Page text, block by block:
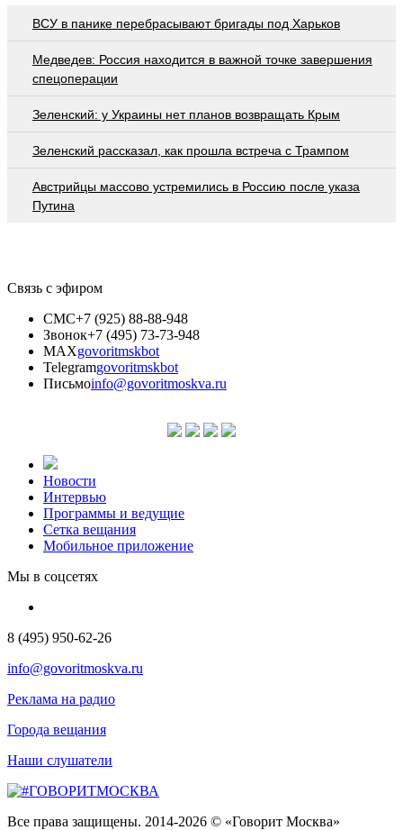
ВСУ в панике перебрасывают бригады под Харьков
Медведев: Россия находится в важной точке завершения
спецоперации
Зеленский: у Украины нет планов возвращать Крым
Зеленский рассказал, как прошла встреча с Трампом
Австрийцы массово устремились в Россию после указа
Путина
Связь с эфиром
СМС+7 (925) 88-88-948
Звонок+7 (495) 73-73-948
MAXgovoritmskbot
Telegramgovoritmskbot
Письмоinfo@govoritmoskva.ru
Новости
Интервью
Программы и ведущие
Сетка вещания
Мобильное приложение
Мы в соцсетях
8 (495) 950-62-26
info@govoritmoskva.ru
Реклама на радио
Города вещания
Наши слушатели
Все права защищены. 2014-2026 © «Говорит Москва»